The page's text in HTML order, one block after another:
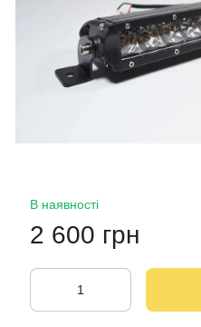
В наявності
2 600 грн